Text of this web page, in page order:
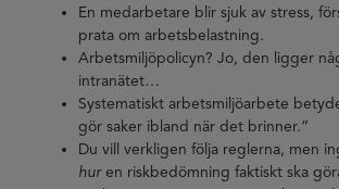
En medarbetare blir sjuk av stress,
prata om arbetsbelastning.
Arbetsmiljöpolicyn? Jo, den ligger
intranätet…
Systematiskt arbetsmiljöarbete
gör saker ibland när det brinner.”
Du vill verkligen följa reglerna, men
huren riskbedömning faktiskt ska